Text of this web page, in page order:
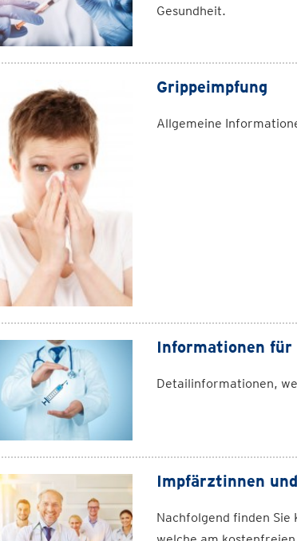
Gesundheit.
Grippeimpfung
Allgemeine
Informationen
Detailinformationen,
Impfärztinnen
Nachfolgend finden